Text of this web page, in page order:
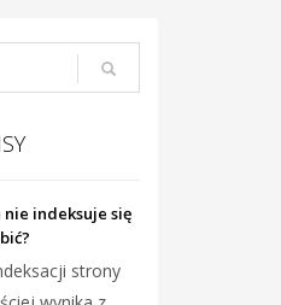
nie indeksuje się
strony